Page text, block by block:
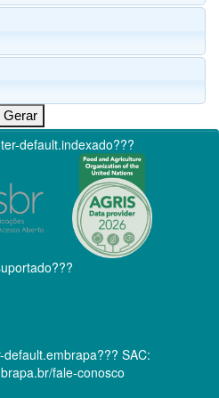
default.indexado???
SAC:
fale-conosco